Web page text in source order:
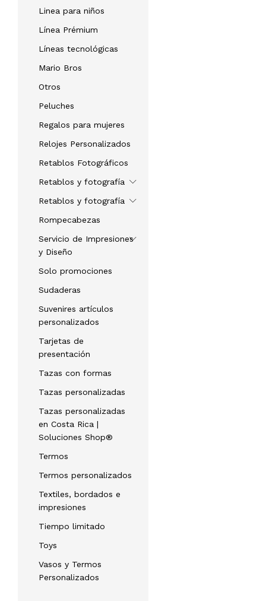
Linea para niños
Línea Prémium
Líneas tecnológicas
Mario Bros
Otros
Peluches
Regalos para mujeres
Relojes Personalizados
Retablos Fotográficos
Retablos y fotografía
Retablos y fotografía
Rompecabezas
Servicio de Impresiones
y Diseño
Solo promociones
Sudaderas
Suvenires artículos
personalizados
Tarjetas de
presentación
Tazas con formas
Tazas personalizadas
Tazas personalizadas
en Costa Rica |
Soluciones Shop®
Termos
Termos personalizados
Textiles, bordados e
impresiones
Tiempo limitado
Toys
Vasos y Termos
Personalizados